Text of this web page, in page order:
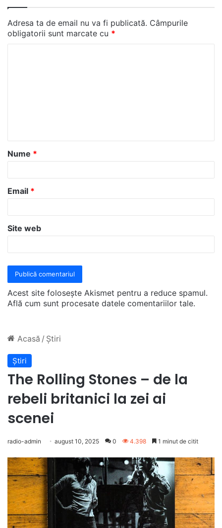
Adresa ta de email nu va fi publicată. Câmpurile
obligatorii sunt marcate cu *
a
r
*
Nume *
Email *
Site web
Acest site folosește Akismet pentru a reduce spamul.
Află cum sunt procesate datele comentariilor tale.